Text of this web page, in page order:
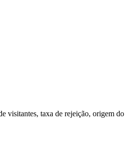
visitantes, taxa de rejeição, origem do